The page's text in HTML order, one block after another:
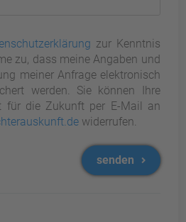
zur Kenntnis
zu, dass meine Angaben und
meiner Anfrage elektronisch
werden. Sie können Ihre
für die Zukunft per E-Mail an
widerrufen.
senden